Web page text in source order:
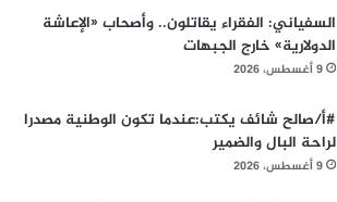
السفياني: الفقراء يقاتلون.. وأصحاب «الإعاشة
الدولارية» خارج الجبهات
9 أغسطس، 2026
#أ/صالح شائف يكتب:عندما تكون الوطنية مصدرا
لراحة البال والضمير
9 أغسطس، 2026